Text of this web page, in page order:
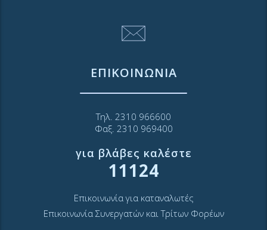
ΕΠΙΚΟΙΝΩΝΙΑ
Τηλ. 2310 966600
Φαξ. 2310 969400
για βλάβες καλέστε
11124
Επικοινωνία για καταναλωτές
Επικοινωνία Συνεργατών και Τρίτων Φορέων